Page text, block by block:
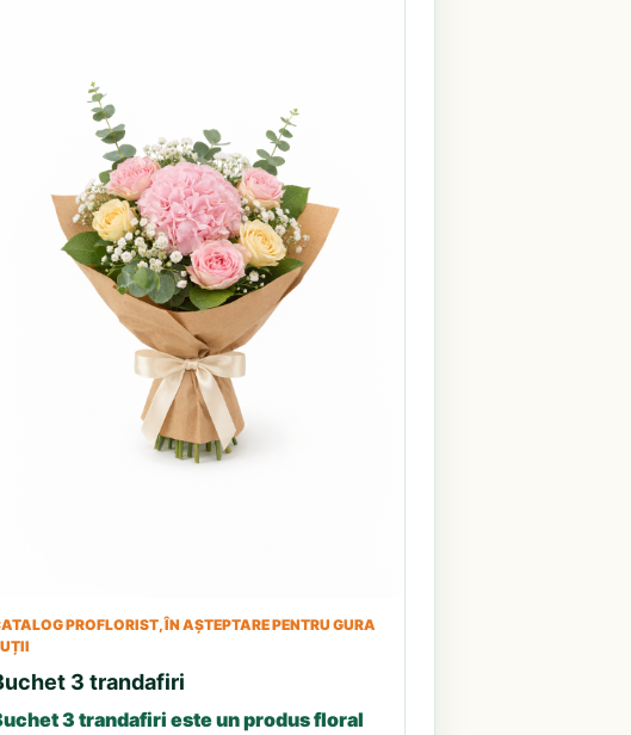
PROFLORIST, ÎN AȘTEPTARE PENTRU GURA
3 trandafiri
3 trandafiri este un produs floral